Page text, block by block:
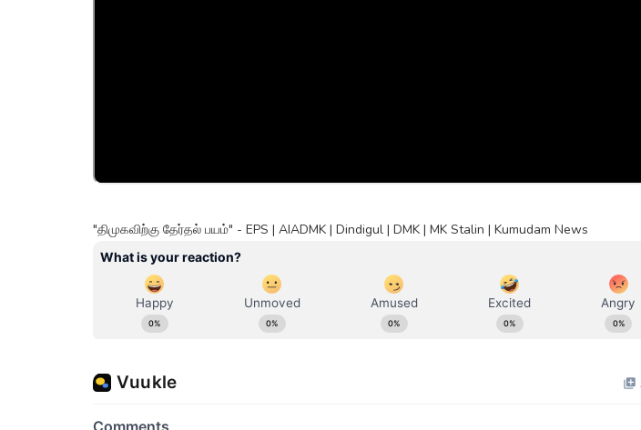
"திமுகவிற்கு தேர்தல் பயம்" - EPS | AIADMK | Dindigul | DMK | MK Stalin | Kumudam News